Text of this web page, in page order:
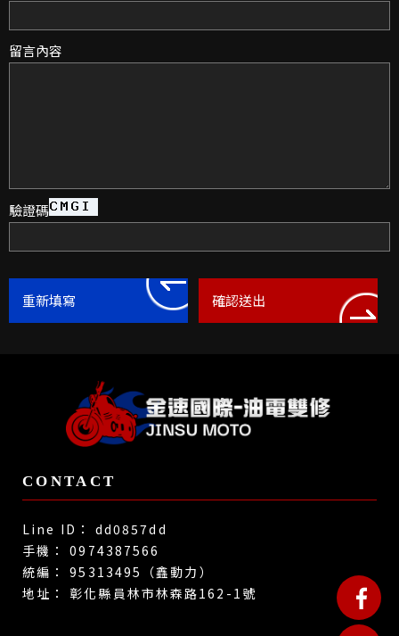
留言內容
驗證碼
dd0857dd
0974387566
95313495（鑫動力）
彰化縣員林市林森路162-1號